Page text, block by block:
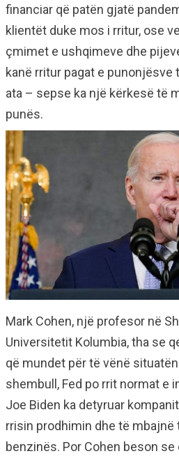
financiar që patën gjatë
klientët duke mos i rritur, ose
çmimet e ushqimeve dhe
kanë rritur pagat e punonjësve
ata – sepse ka një kërkesë të
punës.
Mark Cohen, një profesor në
Universitetit Kolumbia, tha se
që mundet për të vënë
shembull, Fed po rrit normat e
Joe Biden ka detyruar
rrisin prodhimin dhe të
benzinës. Por Cohen beson